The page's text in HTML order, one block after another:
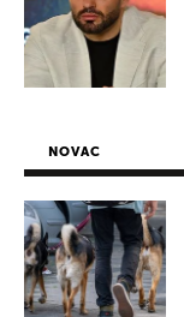
NOVAC